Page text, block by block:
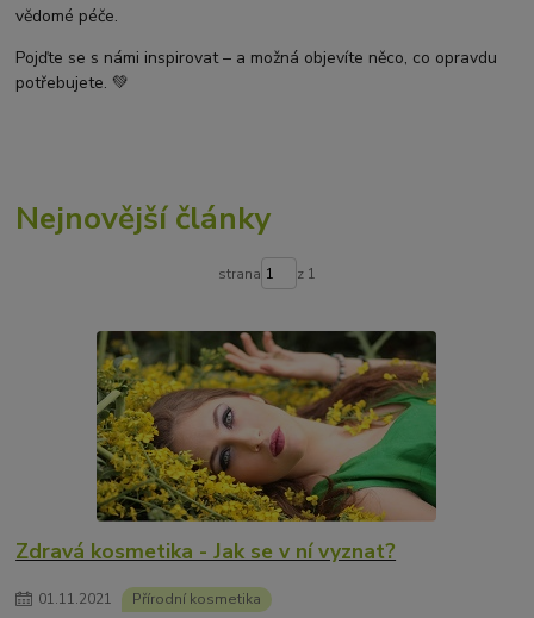
měření pH
vědomé péče.
Pojďte se s námi inspirovat – a možná objevíte něco, co opravdu
potřebujete. 💚
Nejnovější články
strana z 1
Zdravá kosmetika - Jak se v ní vyznat?
01.11.2021 Přírodní kosmetika